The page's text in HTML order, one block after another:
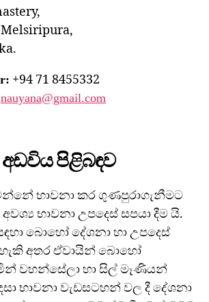
+94 71 8455332
nauyana@gmail.com
පිළිබඳව
භාවනා කර ගුණපුරාගැනීමට
භාවනා උපදෙස් සපයා දීම යි.
බොහෝ දේශනා හා උපදෙස්
අතර ඒවායින් බොහෝ
වහන්සේලා හා සිල් මෑණියන්
භාවනා වැඩසටහන් වල දී දේශනා